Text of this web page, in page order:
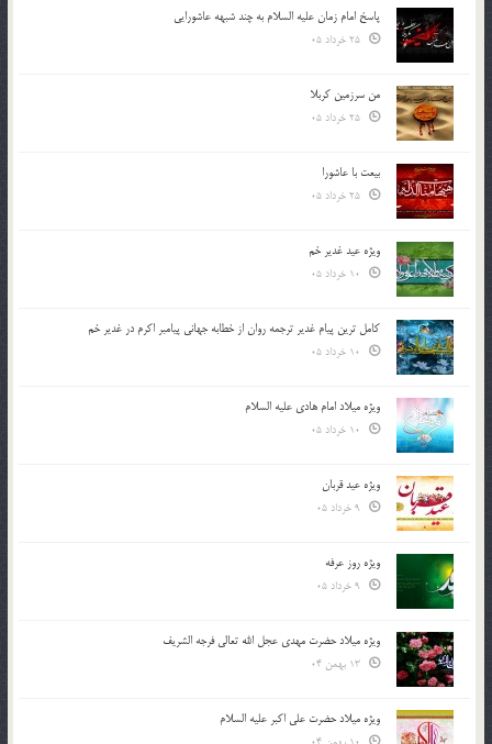
پاسخ امام زمان علیه السلام به چند شبهه عاشورایی
من سرزمین کربلا
بیعت با عاشورا
ویژه عید غدیر خم
کامل ترین پیام غدیر ترجمه روان از خطابه جهانی پیامبر اکرم در غدیر خم
ویژه میلاد امام هادی علیه السلام
ویژه عید قربان
ویژه روز عرفه
ویژه میلاد حضرت مهدی عجل الله تعالی فرجه الشريف
ویژه میلاد حضرت علی اکبر علیه السلام